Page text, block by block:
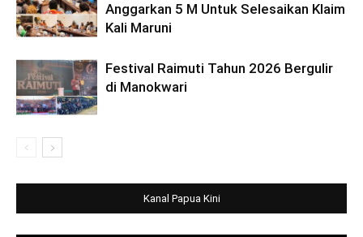
Anggarkan 5 M Untuk Selesaikan Klaim
Kali Maruni
Festival Raimuti Tahun 2026 Bergulir
di Manokwari
Kanal Papua Kini